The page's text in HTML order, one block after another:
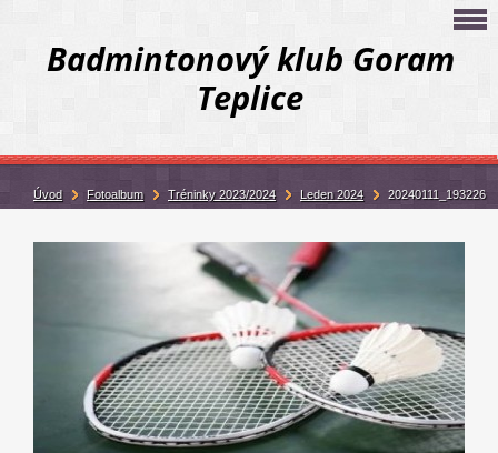
Badmintonový klub Goram
Teplice
Úvod Fotoalbum Tréninky 2023/2024 Leden 2024 20240111_193226